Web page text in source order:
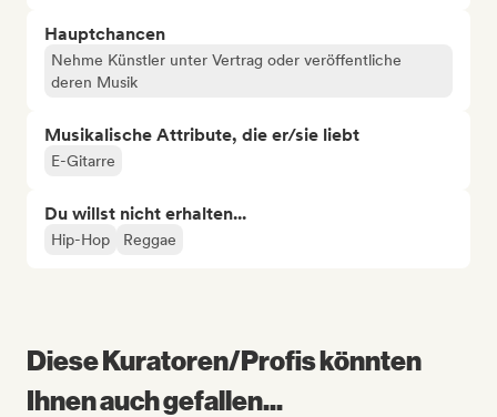
Hauptchancen
Nehme Künstler unter Vertrag oder veröffentliche
deren Musik
Musikalische Attribute, die er/sie liebt
E-Gitarre
Du willst nicht erhalten...
Hip-Hop Reggae
Diese Kuratoren/Profis könnten
Ihnen auch gefallen...